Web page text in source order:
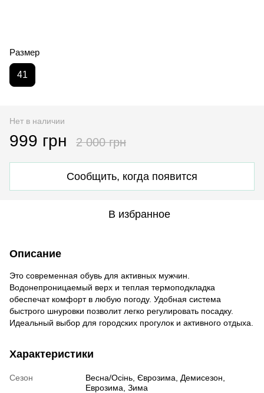
Размер
41
Нет в наличии
999 грн 2 000 грн
Сообщить, когда появится
В избранное
Описание
Это современная обувь для активных мужчин.
Водонепроницаемый верх и теплая термоподкладка
обеспечат комфорт в любую погоду. Удобная система
быстрого шнуровки позволит легко регулировать посадку.
Идеальный выбор для городских прогулок и активного отдыха.
Характеристики
Сезон
Весна/Осінь, Єврозима, Демисезон,
Еврозима, Зима